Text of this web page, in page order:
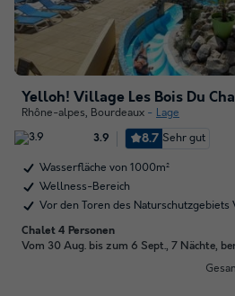
Yelloh! Village Les Bois Du
Rhône-alpes, Bourdeaux Lage
3.9 8.7 Sehr gut
Wasserfläche von 1000m²
Wellness-Bereich
Vor den Toren des Naturschutzgebiets
Chalet 4 Personen
Vom 30 Aug. bis zum 6 Sept., 7 Nächte,